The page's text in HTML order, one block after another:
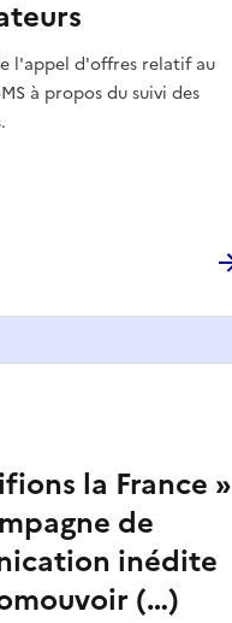
l'appel d'offres relatif au
à propos du suivi des
la France »
de
inédite
(…)